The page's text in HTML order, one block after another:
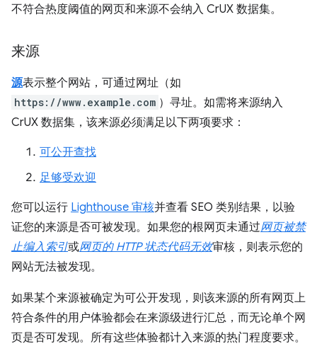
不符合热度阈值的网页和来源不会纳入 CrUX 数据集。
来源
源表示整个网站，可通过网址（如
https://www.example.com ）寻址。如需将来源纳入
CrUX 数据集，该来源必须满足以下两项要求：
可公开查找
足够受欢迎
您可以运行 Lighthouse 审核并查看 SEO 类别结果，以验
证您的来源是否可被发现。如果您的根网页未通过网页被禁
止编入索引或网页的 HTTP 状态代码无效审核，则表示您的
网站无法被发现。
如果某个来源被确定为可公开发现，则该来源的所有网页上
符合条件的用户体验都会在来源级进行汇总，而无论单个网
页是否可发现。所有这些体验都计入来源的热门程度要求。